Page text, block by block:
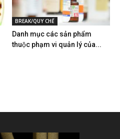
BREAK/QUY CHẾ
Danh mục các sản phẩm
thuộc phạm vi quản lý của...